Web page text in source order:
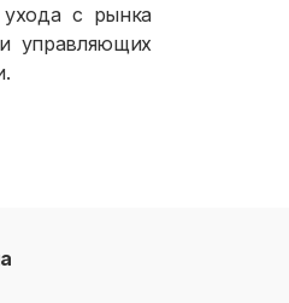
с рынка
управляющих